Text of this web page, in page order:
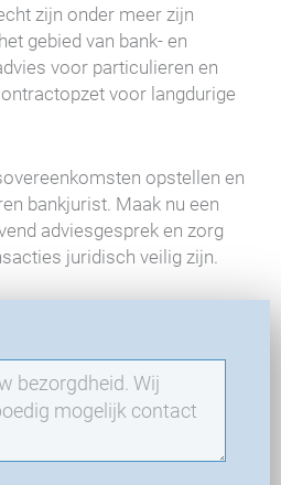
zijn onder meer zijn
gebied van bank- en
voor particulieren en
voor langdurige
opstellen en
bankjurist. Maak nu een
adviesgesprek en zorg
juridisch veilig zijn.